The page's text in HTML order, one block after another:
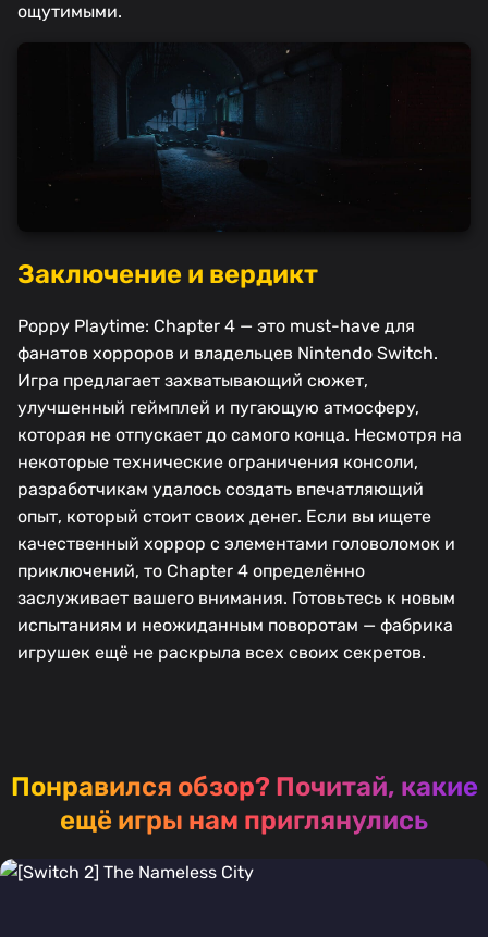
ощутимыми.
Заключение и вердикт
Poppy Playtime: Chapter 4 — это must-have для
фанатов хорроров и владельцев Nintendo Switch.
Игра предлагает захватывающий сюжет,
улучшенный геймплей и пугающую атмосферу,
которая не отпускает до самого конца. Несмотря на
некоторые технические ограничения консоли,
разработчикам удалось создать впечатляющий
опыт, который стоит своих денег. Если вы ищете
качественный хоррор с элементами головоломок и
приключений, то Chapter 4 определённо
заслуживает вашего внимания. Готовьтесь к новым
испытаниям и неожиданным поворотам — фабрика
игрушек ещё не раскрыла всех своих секретов.
Понравился обзор? Почитай, какие
ещё игры нам приглянулись